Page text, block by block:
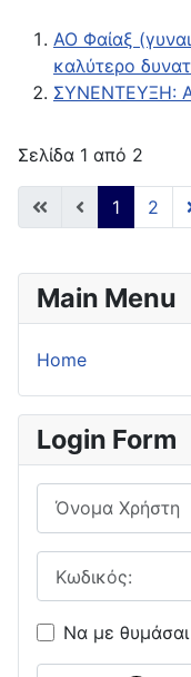
AO Φαίαξ
καλύτερο
ΣΥΝΕΝΤΕΥΞΗ:
Σελίδα 1 από 2
1 2
Main Menu
Home
Login Form
Όνομα Χρήστη
Να με θυμάσαι